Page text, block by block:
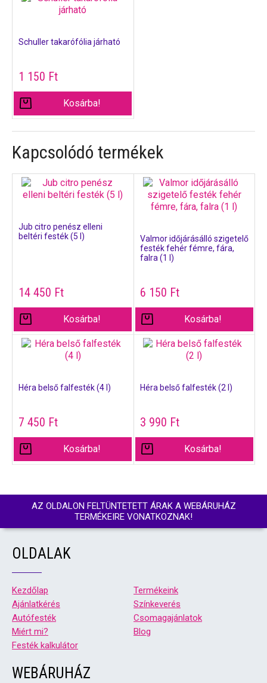
Schuller takarófólia járható
1 150 Ft
Kosárba!
Kapcsolódó termékek
Jub citro penész elleni
beltéri festék (5 l)
14 450 Ft
Kosárba!
Valmor időjárásálló szigetelő
festék fehér fémre, fára,
falra (1 l)
6 150 Ft
Kosárba!
Héra belső falfesték (4 l)
7 450 Ft
Kosárba!
Héra belső falfesték (2 l)
3 990 Ft
Kosárba!
AZ OLDALON FELTÜNTETETT ÁRAK A WEBÁRUHÁZ
TERMÉKEIRE VONATKOZNAK!
OLDALAK
Kezdőlap
Termékeink
Ajánlatkérés
Színkeverés
Autófesték
Csomagajánlatok
Miért mi?
Blog
Festék kalkulátor
WEBÁRUHÁZ